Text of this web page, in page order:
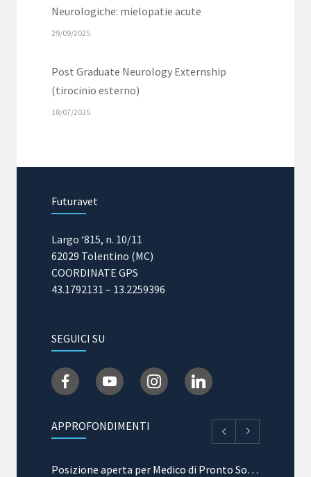
Neurologiche: mielopatie acute
29/09/2025
Post Graduate Neurology Externship
(tirocinio esterno)
18/07/2025
Masterclass in Ematologia e Medicina
31/03/2025
Futuravet
Largo ‘815, n. 10/11
62029 Tolentino (MC)
COORDINATE GPS
43.1792131 – 13.2259396
SEGUICI SU
APPROFONDIMENTI
Posizione aperta per Medico di Pronto Soccorso e Terapia Intensiva